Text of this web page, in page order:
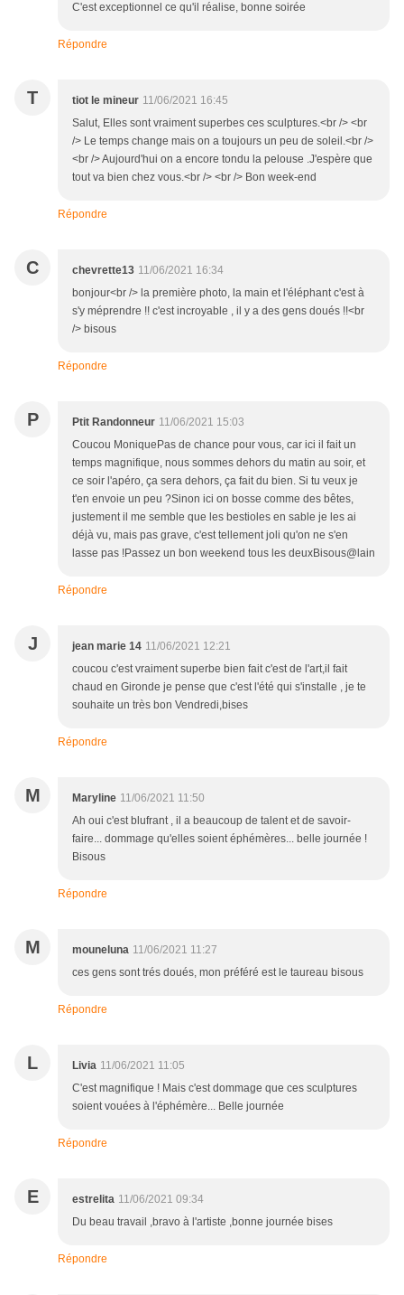
C'est exceptionnel ce qu'il réalise, bonne soirée
Répondre
T tiot le mineur 11/06/2021 16:45
Salut, Elles sont vraiment superbes ces sculptures.<br /> <br
/> Le temps change mais on a toujours un peu de soleil.<br />
<br /> Aujourd'hui on a encore tondu la pelouse .J'espère que
tout va bien chez vous.<br /> <br /> Bon week-end
Répondre
C chevrette13 11/06/2021 16:34
bonjour<br /> la première photo, la main et l'éléphant c'est à
s'y méprendre !! c'est incroyable , il y a des gens doués !!<br
/> bisous
Répondre
P Ptit Randonneur 11/06/2021 15:03
Coucou MoniquePas de chance pour vous, car ici il fait un
temps magnifique, nous sommes dehors du matin au soir, et
ce soir l'apéro, ça sera dehors, ça fait du bien. Si tu veux je
t'en envoie un peu ?Sinon ici on bosse comme des bêtes,
justement il me semble que les bestioles en sable je les ai
déjà vu, mais pas grave, c'est tellement joli qu'on ne s'en
lasse pas !Passez un bon weekend tous les deuxBisous@lain
Répondre
J jean marie 14 11/06/2021 12:21
coucou c'est vraiment superbe bien fait c'est de l'art,il fait
chaud en Gironde je pense que c'est l'été qui s'installe , je te
souhaite un très bon Vendredi,bises
Répondre
M Maryline 11/06/2021 11:50
Ah oui c'est blufrant , il a beaucoup de talent et de savoir-
faire... dommage qu'elles soient éphémères... belle journée !
Bisous
Répondre
M mouneluna 11/06/2021 11:27
ces gens sont trés doués, mon préféré est le taureau bisous
Répondre
L Livia 11/06/2021 11:05
C'est magnifique ! Mais c'est dommage que ces sculptures
soient vouées à l'éphémère... Belle journée
Répondre
E estrelita 11/06/2021 09:34
Du beau travail ,bravo à l'artiste ,bonne journée bises
Répondre